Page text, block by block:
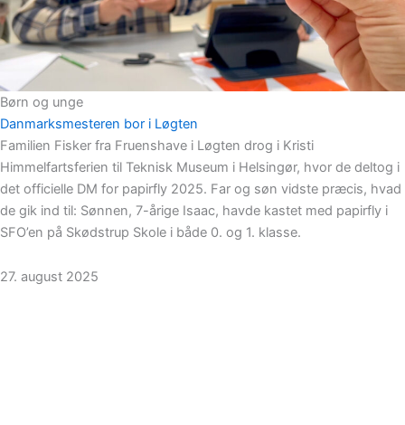
Børn og unge
Danmarksmesteren bor i Løgten
Familien Fisker fra Fruenshave i Løgten drog i Kristi
Himmelfartsferien til Teknisk Museum i Helsingør, hvor de deltog i
det officielle DM for papirfly 2025. Far og søn vidste præcis, hvad
de gik ind til: Sønnen, 7-årige Isaac, havde kastet med papirfly i
SFO’en på Skødstrup Skole i både 0. og 1. klasse.
27. august 2025